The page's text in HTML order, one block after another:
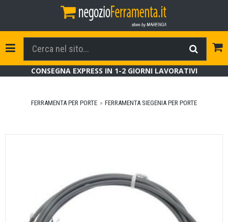
Toggle Navigation
CONSEGNA EXPRESS IN 1-2 GIORNI LAVORATIVI
FERRAMENTA PER PORTE FERRAMENTA SIEGENIA PER PORTE